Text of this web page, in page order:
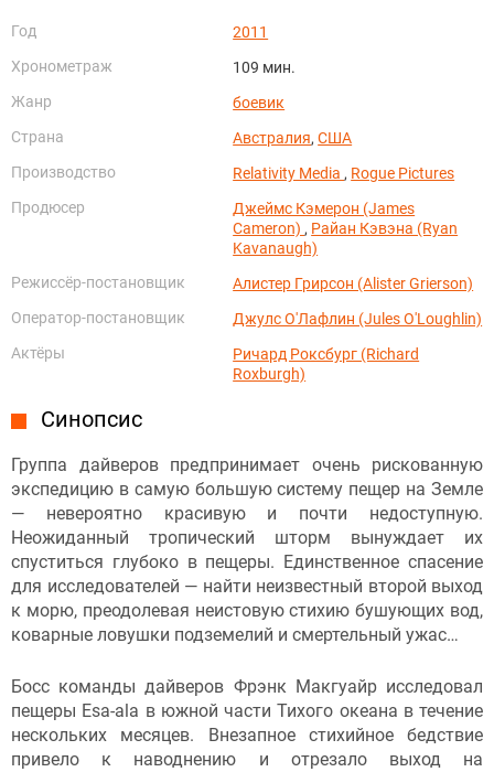
Год
2011
Хронометраж
109 мин.
Жанр
боевик
Страна
Австралия,США
Производство
Relativity Media , Rogue Pictures
Продюсер
Джеймс Кэмерон (James
Cameron) , Райан Кэвэна (Ryan
Kavanaugh)
Режиссёр-постановщик
Алистер Грирсон (Alister Grierson)
Оператор-постановщик
Джулс О'Лафлин (Jules O'Loughlin)
Актёры
Ричард Роксбург (Richard
Roxburgh)
Синопсис
Группа дайверов предпринимает очень рискованную
экспедицию в самую большую систему пещер на Земле
— невероятно красивую и почти недоступную.
Неожиданный тропический шторм вынуждает их
спуститься глубоко в пещеры. Единственное спасение
для исследователей — найти неизвестный второй выход
к морю, преодолевая неистовую стихию бушующих вод,
коварные ловушки подземелий и смертельный ужас…
Босс команды дайверов Фрэнк Макгуайр исследовал
пещеры Esa-ala в южной части Тихого океана в течение
нескольких месяцев. Внезапное стихийное бедствие
привело к наводнению и отрезало выход на